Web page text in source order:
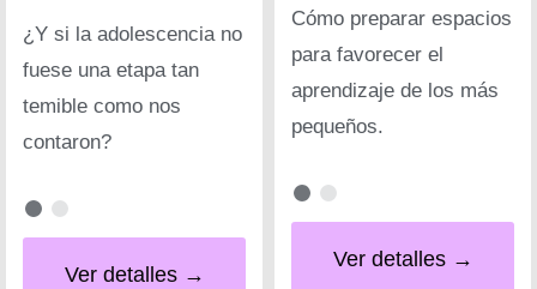
¿Y si la adolescencia no
fuese una etapa tan
temible como nos
contaron?
Ver detalles →
Cómo preparar espacios
para favorecer el
aprendizaje de los más
pequeños.
Ver detalles →